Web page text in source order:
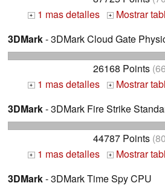
+ 1 mas detalles +
Mostrar
3DMark- 3DMark Cloud Gate
26168 Points
+ 1 mas detalles +
Mostrar
3DMark- 3DMark Fire Strike
44787 Points
+ 1 mas detalles +
Mostrar
3DMark- 3DMark Time Spy CPU